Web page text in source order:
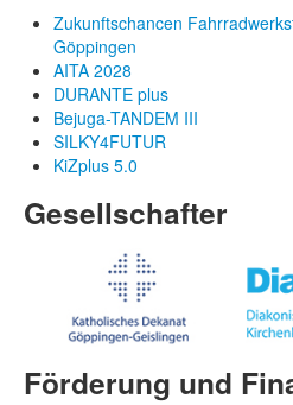
Zukunftschancen
Göppingen
AITA 2028
DURANTE plus
Bejuga-TANDEM III
SILKY4FUTUR
KiZplus 5.0
Gesellschafter
Förderung und